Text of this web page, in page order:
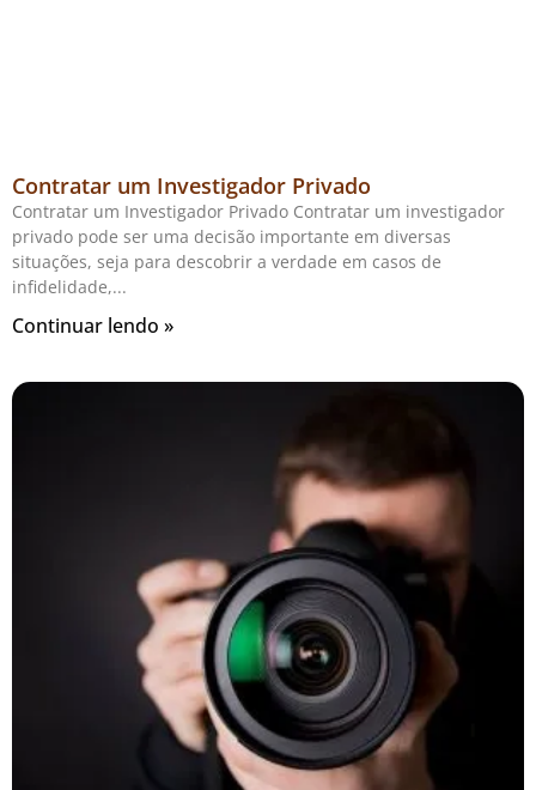
Contratar um Investigador Privado
Contratar um Investigador Privado Contratar um investigador
privado pode ser uma decisão importante em diversas
situações, seja para descobrir a verdade em casos de
infidelidade,
Continuar lendo »